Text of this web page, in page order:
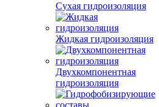
Сухая гидроизоляция
Жидкая гидроизоляция
Двухкомпонентная
гидроизоляция